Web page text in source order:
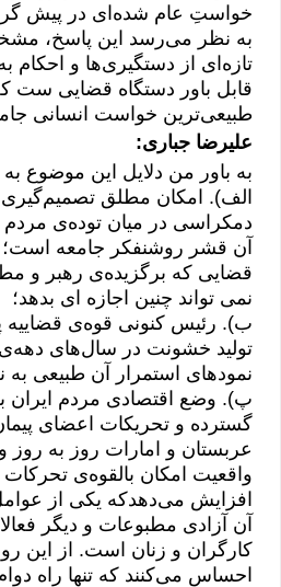
خواستِ عام شده‌‌ای در پیش
به نظر می‌رسد این پاسخ،
تازه‌ای از دستگیری‌ها و احکام
قابل باور دستگاه قضایی ست که
طبیعی‌ترین خواست انسانی
علیرضا جباری:
به باور من دلایل این موضوع
الف). امکان مطلق تصمیم‌گیری
دمکراسی در میان توده‌ی مردم
آن قشر روشنفکر جامعه
قضایی که برگزیده‌ی رهبر و
نمی تواند چنین اجازه ای بدهد؛
ب). رئیس کنونی قوه‌ی قضاییه
نمودهای استمرار آن طبیعی
پ). وضع اقتصادی مردم ایران
گسترده و تحریکات اعضای
عربستان و امارات روز به
واقعیت امکان بالقوه‌ی
افزایش می‌دهدکه یکی از
آن آزادی مطبوعات و دیگر
کارگران و زنان است. از این
احساس می‌کنند که تنها راه